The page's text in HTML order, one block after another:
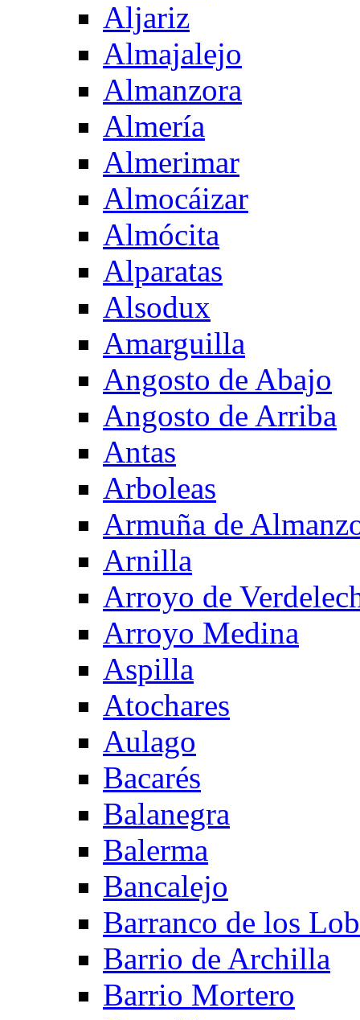
Aljariz
Almajalejo
Almanzora
Almería
Almerimar
Almocáizar
Almócita
Alparatas
Alsodux
Amarguilla
Angosto de Abajo
Angosto de Arriba
Antas
Arboleas
Armuña de
Arnilla
Arroyo de
Arroyo Medina
Aspilla
Atochares
Aulago
Bacarés
Balanegra
Balerma
Bancalejo
Barranco de los
Barrio de Archilla
Barrio Mortero